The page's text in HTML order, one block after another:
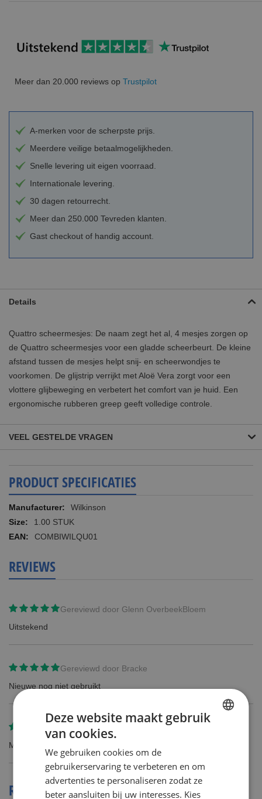
Meer dan 20.000 reviews op Trustpilot
A-merken voor de scherpste prijs.
Meerdere veilige betaalmogelijkheden.
Snelle levering uit eigen voorraad.
Internationale levering.
30 dagen retourrecht.
Meer dan 250.000 Tevreden klanten.
Gast checkout of handig account.
Details
Quattro scheermesjes: De naam zegt het al, 4 mesjes zorgen op
de Quattro scheermesjes voor een gladde scheerbeurt. De kleine
afstand tussen de mesjes helpt snij- en scheerwondjes te
voorkomen. De glijstrip verrijkt met Aloë Vera zorgt voor een
vlottere glijbeweging en verbetert het comfort van je huid. Een
ergonomische rubberen greep geeft volledige controle.
VEEL GESTELDE VRAGEN
PRODUCT SPECIFICATIES
Meer
informatie
Wilkinson
1.00 STUK
COMBIWILQU01
REVIEWS
Gereviewd door Glenn OverbeekBloem
Uitstekend
Gereviewd door Bracke
Nieuwe nog niet gebruikt
Gereviewd door
Sigi Nauwelaers
Mijn man wil geen andere scheermesjesen... hij is zacht hoor.
REVIEWS OVER DIT PRODUCT
Deze website maakt gebruik
van cookies.
We gebruiken cookies om de
gebruikerservaring te verbeteren en om
advertenties te personaliseren zodat ze
beter aansluiten bij uw interesses. Kies